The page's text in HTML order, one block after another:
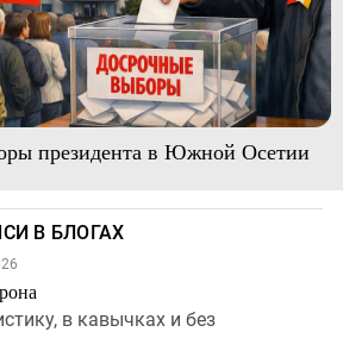
президента в Южной Осетии
В БЛОГАХ
в кавычках и без